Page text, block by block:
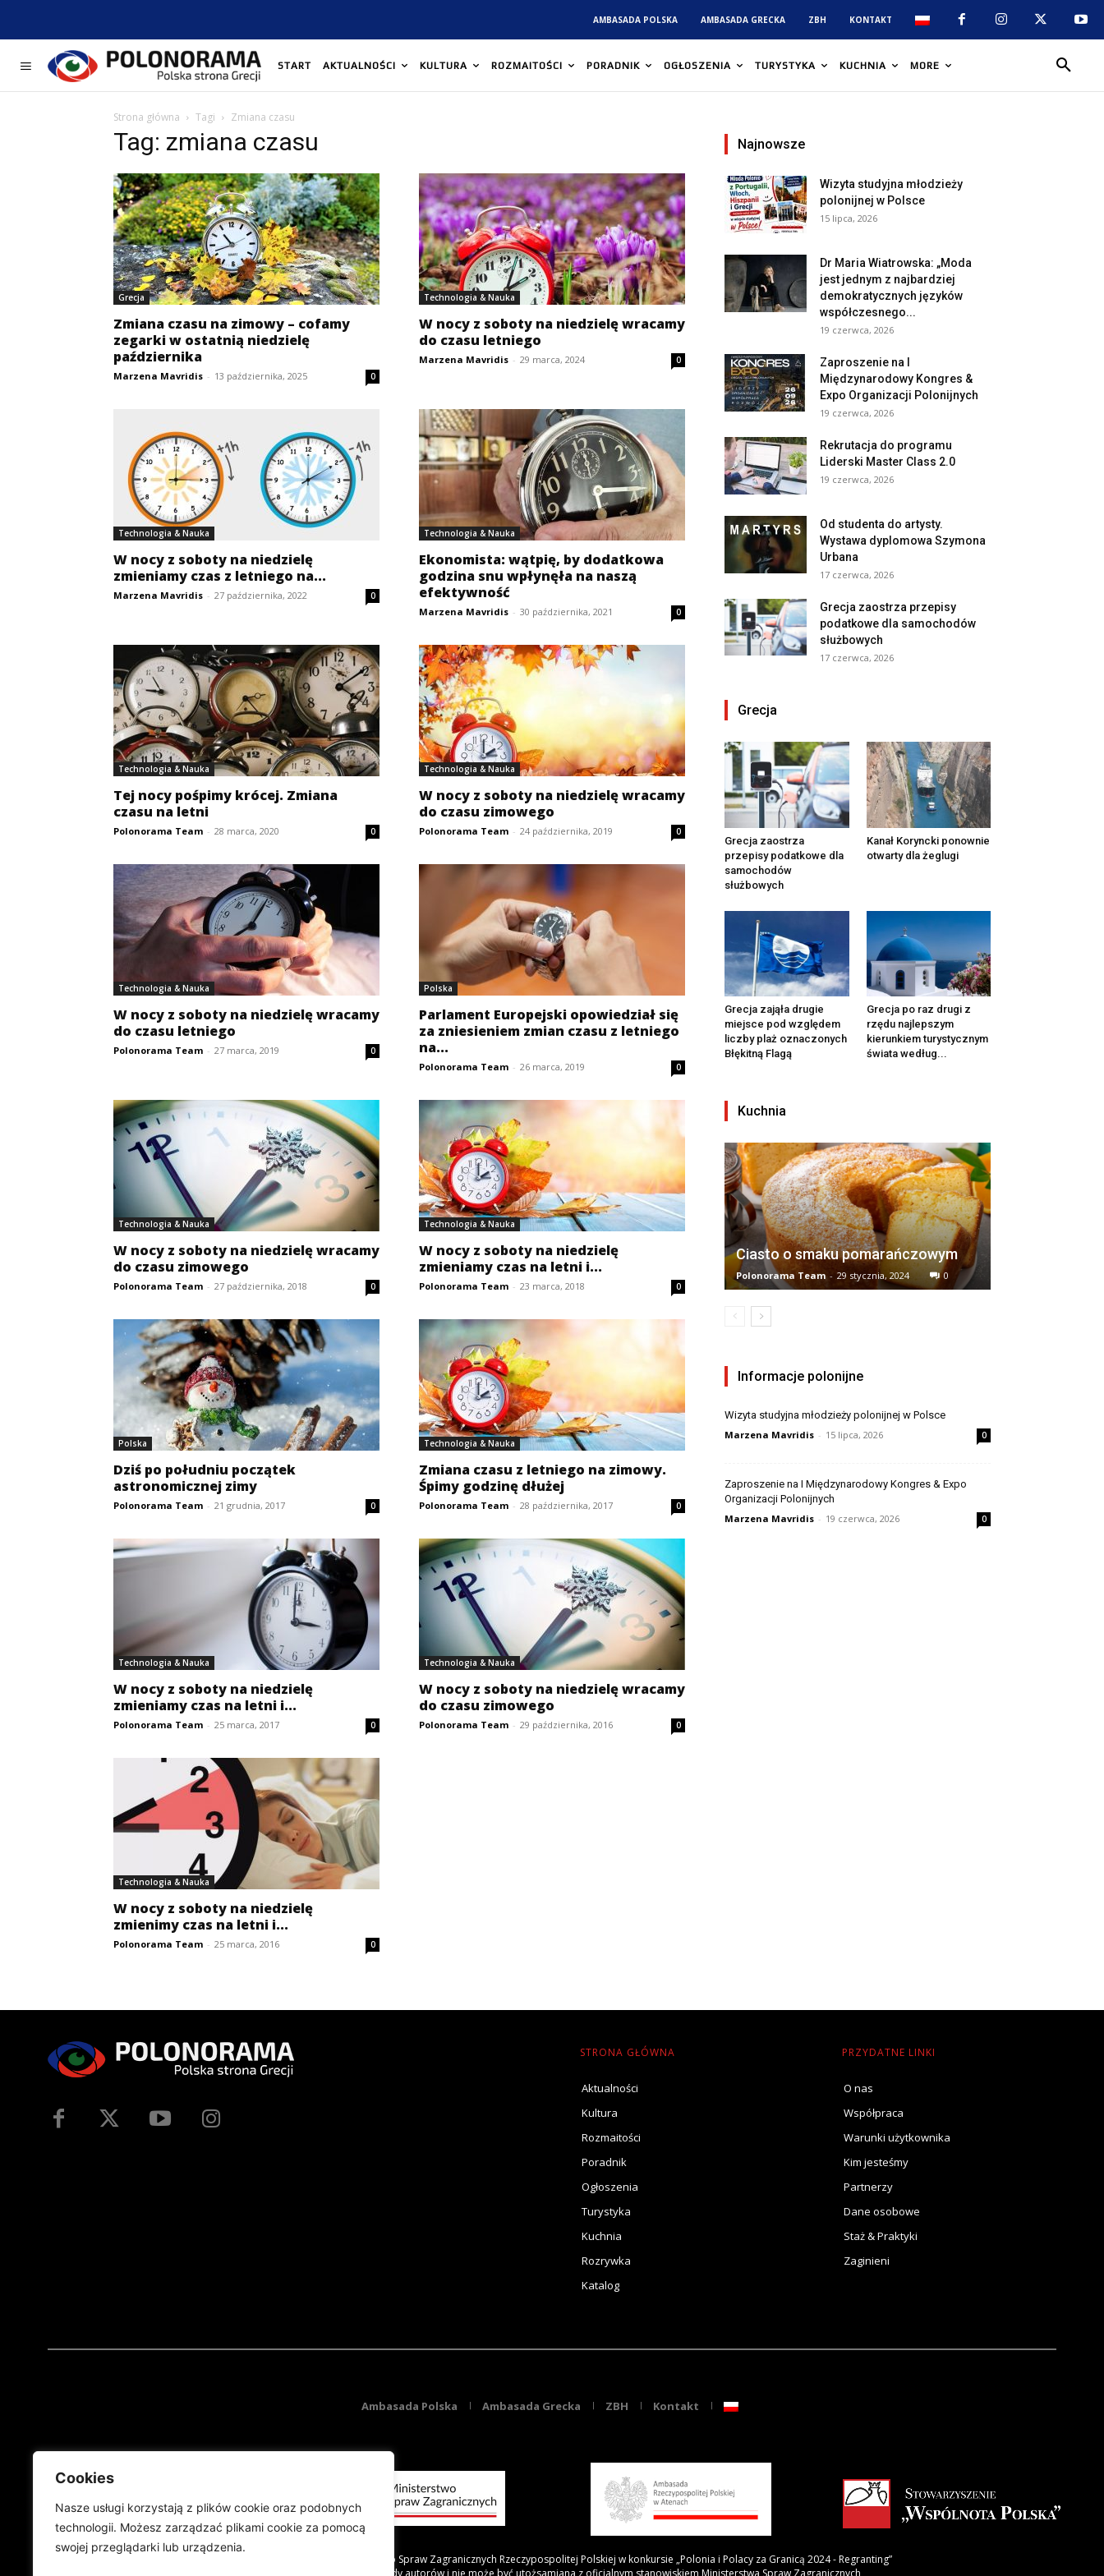
Cookies
Nasze usługi korzystają z plików cookie oraz podobnych
technologii. Możesz zarządzać plikami cookie za pomocą
swojej przeglądarki lub urządzenia.
AMBASADA POLSKA AMBASADA GRECKA ZBH KONTAKT
START AKTUALNOŚCI KULTURA ROZMAITOŚCI PORADNIK OGŁOSZENIA TURYSTYKA KUCHNIA MORE
Strona główna Tagi Zmiana czasu
Tag: zmiana czasu
Grecja
Zmiana czasu na zimowy – cofamy
zegarki w ostatnią niedzielę
października
Marzena Mavridis - 13 października, 2025 0
Technologia & Nauka
W nocy z soboty na niedzielę wracamy
do czasu letniego
Marzena Mavridis - 29 marca, 2024 0
Technologia & Nauka
W nocy z soboty na niedzielę
zmieniamy czas z letniego na...
Marzena Mavridis - 27 października, 2022 0
Technologia & Nauka
Ekonomista: wątpię, by dodatkowa
godzina snu wpłynęła na naszą
efektywność
Marzena Mavridis - 30 października, 2021 0
Technologia & Nauka
Tej nocy pośpimy krócej. Zmiana
czasu na letni
Polonorama Team - 28 marca, 2020 0
Technologia & Nauka
W nocy z soboty na niedzielę wracamy
do czasu zimowego
Polonorama Team - 24 października, 2019 0
Technologia & Nauka
W nocy z soboty na niedzielę wracamy
do czasu letniego
Polonorama Team - 27 marca, 2019 0
Polska
Parlament Europejski opowiedział się
za zniesieniem zmian czasu z letniego
na...
Polonorama Team - 26 marca, 2019 0
Technologia & Nauka
W nocy z soboty na niedzielę wracamy
do czasu zimowego
Polonorama Team - 27 października, 2018 0
Technologia & Nauka
W nocy z soboty na niedzielę
zmieniamy czas na letni i...
Polonorama Team - 23 marca, 2018 0
Polska
Dziś po południu początek
astronomicznej zimy
Polonorama Team - 21 grudnia, 2017 0
Technologia & Nauka
Zmiana czasu z letniego na zimowy.
Śpimy godzinę dłużej
Polonorama Team - 28 października, 2017 0
Technologia & Nauka
W nocy z soboty na niedzielę
zmieniamy czas na letni i...
Polonorama Team - 25 marca, 2017 0
Technologia & Nauka
W nocy z soboty na niedzielę wracamy
do czasu zimowego
Polonorama Team - 29 października, 2016 0
Technologia & Nauka
W nocy z soboty na niedzielę
zmienimy czas na letni i...
Polonorama Team - 25 marca, 2016 0
Najnowsze
Wizyta studyjna młodzieży
polonijnej w Polsce
15 lipca, 2026
Dr Maria Wiatrowska: „Moda
jest jednym z najbardziej
demokratycznych języków
współczesnego...
19 czerwca, 2026
Zaproszenie na I
Międzynarodowy Kongres &
Expo Organizacji Polonijnych
19 czerwca, 2026
Rekrutacja do programu
Liderski Master Class 2.0
19 czerwca, 2026
Od studenta do artysty.
Wystawa dyplomowa Szymona
Urbana
17 czerwca, 2026
Grecja zaostrza przepisy
podatkowe dla samochodów
służbowych
17 czerwca, 2026
Grecja
Grecja zaostrza
przepisy podatkowe dla
samochodów
służbowych
Kanał Koryncki ponownie
otwarty dla żeglugi
Grecja zająła drugie
miejsce pod względem
liczby plaż oznaczonych
Błękitną Flagą
Grecja po raz drugi z
rzędu najlepszym
kierunkiem turystycznym
świata według...
Kuchnia
Ciasto o smaku pomarańczowym
Polonorama Team - 29 stycznia, 2024 0
Informacje polonijne
Wizyta studyjna młodzieży polonijnej w Polsce
Marzena Mavridis - 15 lipca, 2026 0
Zaproszenie na I Międzynarodowy Kongres & Expo
Organizacji Polonijnych
Marzena Mavridis - 19 czerwca, 2026 0
STRONA GŁÓWNA
Aktualności
Kultura
Rozmaitości
Poradnik
Ogłoszenia
Turystyka
Kuchnia
Rozrywka
Katalog
PRZYDATNE LINKI
O nas
Współpraca
Warunki użytkownika
Kim jesteśmy
Partnerzy
Dane osobowe
Staż & Praktyki
Zaginieni
Ambasada Polska Ambasada Grecka ZBH Kontakt
Projekt finansowany przez Ministerstwo Spraw Zagranicznych Rzeczypospolitej Polskiej w konkursie „Polonia i Polacy za Granicą 2024 - Regranting”